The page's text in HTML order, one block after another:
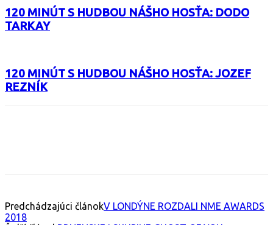
120 MINÚT S HUDBOU NÁŠHO HOSŤA: DODO
TARKAY
120 MINÚT S HUDBOU NÁŠHO HOSŤA: JOZEF
REZNÍK
Predchádzajúci článokV LONDÝNE ROZDALI NME AWARDS
2018